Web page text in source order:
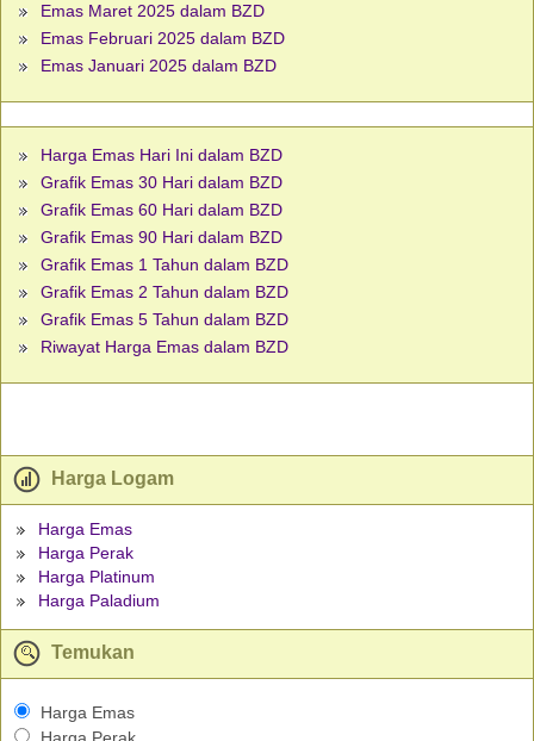
Emas Maret 2025 dalam BZD
Emas Februari 2025 dalam BZD
Emas Januari 2025 dalam BZD
Harga Emas Hari Ini dalam BZD
Grafik Emas 30 Hari dalam BZD
Grafik Emas 60 Hari dalam BZD
Grafik Emas 90 Hari dalam BZD
Grafik Emas 1 Tahun dalam BZD
Grafik Emas 2 Tahun dalam BZD
Grafik Emas 5 Tahun dalam BZD
Riwayat Harga Emas dalam BZD
Harga Logam
Harga Emas
Harga Perak
Harga Platinum
Harga Paladium
Temukan
Harga Emas